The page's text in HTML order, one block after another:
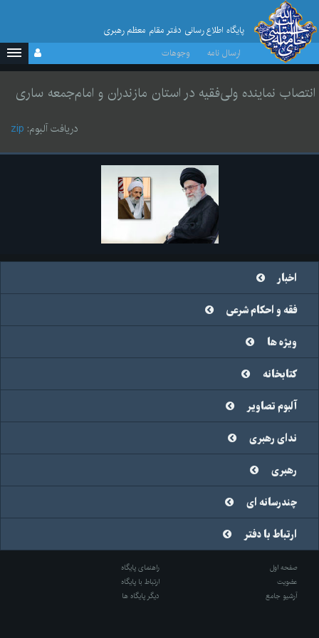
پایگاه اطلاع رسانی دفتر مقام معظم رهبری
ارسال نامه
وجوهات
انتصاب نماینده ولی‌فقیه در استان مازندران و امام‌جمعه ساری
دریافت آلبوم: zip
اخبار
فقه و احکام شرعی
ویژه ها
کتابخانه
آلبوم تصاویر
ندای رهبری
رهبری
چندرسانه ای
ارتباط با دفتر
صفحه اول
راهنمای پایگاه
عضویت
ارتباط با پایگاه
آرشیو جامع
دیگر پایگاه ها